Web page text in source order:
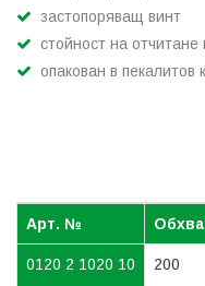
застопоряващ винт
стойност на
опакован в пекалитов
Арт. №
0120 2 1020 10 200